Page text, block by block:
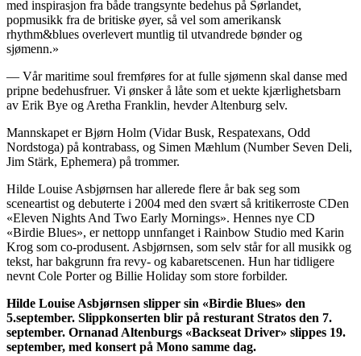
med inspirasjon fra både trangsynte bedehus på Sørlandet,
popmusikk fra de britiske øyer, så vel som amerikansk
rhythm&blues overlevert muntlig til utvandrede bønder og
sjømenn.»
— Vår maritime soul fremføres for at fulle sjømenn skal danse med
pripne bedehusfruer. Vi ønsker å låte som et uekte kjærlighetsbarn
av Erik Bye og Aretha Franklin, hevder Altenburg selv.
Mannskapet er Bjørn Holm (Vidar Busk, Respatexans, Odd
Nordstoga) på kontrabass, og Simen Mæhlum (Number Seven Deli,
Jim Stärk, Ephemera) på trommer.
Hilde Louise Asbjørnsen har allerede flere år bak seg som
sceneartist og debuterte i 2004 med den svært så kritikerroste CDen
«Eleven Nights And Two Early Mornings». Hennes nye CD
«Birdie Blues», er nettopp unnfanget i Rainbow Studio med Karin
Krog som co-produsent. Asbjørnsen, som selv står for all musikk og
tekst, har bakgrunn fra revy- og kabaretscenen. Hun har tidligere
nevnt Cole Porter og Billie Holiday som store forbilder.
Hilde Louise Asbjørnsen slipper sin «Birdie Blues» den
5.september. Slippkonserten blir på resturant Stratos den 7.
september. Ornanad Altenburgs «Backseat Driver» slippes 19.
september, med konsert på Mono samme dag.